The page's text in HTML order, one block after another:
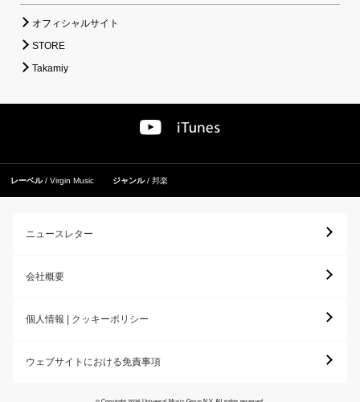
オフィシャルサイト
STORE
Takamiy
レーベル Virgin Music ジャンル 邦楽
ニュースレター
会社概要
個人情報 | クッキーポリシー
ウェブサイトにおける免責事項